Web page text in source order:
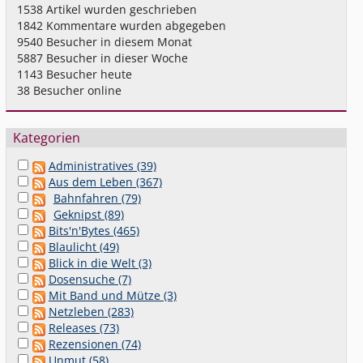
1538 Artikel wurden geschrieben
1842 Kommentare wurden abgegeben
9540 Besucher in diesem Monat
5887 Besucher in dieser Woche
1143 Besucher heute
38 Besucher online
Kategorien
Administratives (39)
Aus dem Leben (367)
Bahnfahren (79)
Geknipst (89)
Bits'n'Bytes (465)
Blaulicht (49)
Blick in die Welt (3)
Dosensuche (7)
Mit Band und Mütze (3)
Netzleben (283)
Releases (73)
Rezensionen (74)